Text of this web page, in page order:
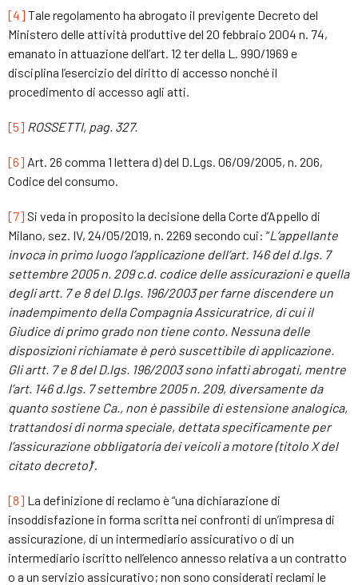
[4] Tale regolamento ha abrogato il previgente Decreto del
Ministero delle attività produttive del 20 febbraio 2004 n. 74,
emanato in attuazione dell’art. 12 ter della L. 990/1969 e
disciplina l’esercizio del diritto di accesso nonché il
procedimento di accesso agli atti.
[5] ROSSETTI, pag. 327.
[6] Art. 26 comma 1 lettera d) del D.Lgs. 06/09/2005, n. 206,
Codice del consumo.
[7] Si veda in proposito la decisione della Corte d’Appello di
Milano, sez. IV, 24/05/2019, n. 2269 secondo cui: “L’appellante
invoca in primo luogo l’applicazione dell’art. 146 del d.lgs. 7
settembre 2005 n. 209 c.d. codice delle assicurazioni e quella
degli artt. 7 e 8 del D.lgs. 196/2003 per farne discendere un
inadempimento della Compagnia Assicuratrice, di cui il
Giudice di primo grado non tiene conto. Nessuna delle
disposizioni richiamate è però suscettibile di applicazione.
Gli artt. 7 e 8 del D.lgs. 196/2003 sono infatti abrogati, mentre
l’art. 146 d.lgs. 7 settembre 2005 n. 209, diversamente da
quanto sostiene Ca., non è passibile di estensione analogica,
trattandosi di norma speciale, dettata specificamente per
l’assicurazione obbligatoria dei veicoli a motore (titolo X del
citato decreto)”.
[8] La definizione di reclamo è “una dichiarazione di
insoddisfazione in forma scritta nei confronti di un’impresa di
assicurazione, di un intermediario assicurativo o di un
intermediario iscritto nell’elenco annesso relativa a un contratto
o a un servizio assicurativo; non sono considerati reclami le